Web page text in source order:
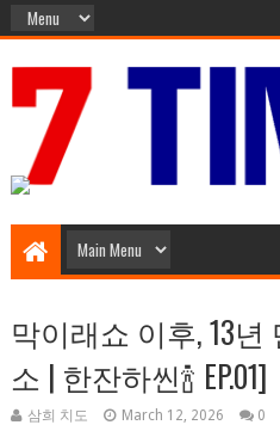
막이래쇼 이후, 13
소 | 한잔하씬🍾 EP.01]
삼희 치도 March 12, 2026 0